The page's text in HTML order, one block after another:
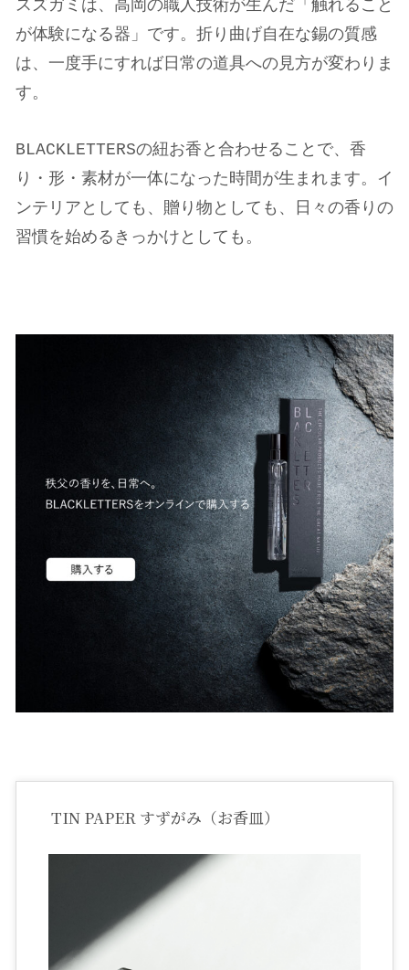
スズガミは、高岡の職人技術が生んだ「触れること
が体験になる器」です。折り曲げ自在な錫の質感
は、一度手にすれば日常の道具への見方が変わりま
す。
BLACKLETTERSの紐お香と合わせることで、香
り・形・素材が一体になった時間が生まれます。イ
ンテリアとしても、贈り物としても、日々の香りの
習慣を始めるきっかけとしても。
TIN PAPER すずがみ（お香皿）